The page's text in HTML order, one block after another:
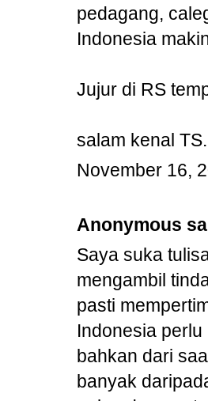
pedagang,
Indonesia
Jujur di RS
salam kenal
November 16,
Anonymous
Saya suka
mengambil
pasti
Indonesia
bahkan dari
banyak